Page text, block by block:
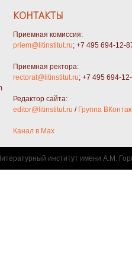
КОНТАКТЫ
Приемная комиссия:
priem@litinstitut.ru; +7 495 694-12-
Приемная ректора:
rectorat@litinstitut.ru; +7 495 694-
Редактор сайта:
editor@litinstitut.ru / Группа
Канал в Max
институт имени А.М.